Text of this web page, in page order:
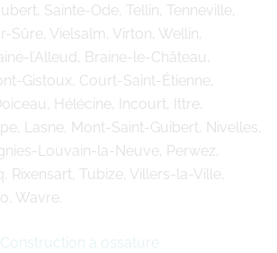
Sainte-Ode, Tellin, Tenneville,
Sûre, Vielsalm, Virton, Wellin,
l’Alleud, Braine-le-Château,
Gistoux, Court-Saint-Étienne,
Hélécine, Incourt, Ittre,
Lasne, Mont-Saint-Guibert, Nivelles,
Louvain-la-Neuve, Perwez,
Rixensart, Tubize, Villers-la-Ville,
Wavre.
Construction à ossature